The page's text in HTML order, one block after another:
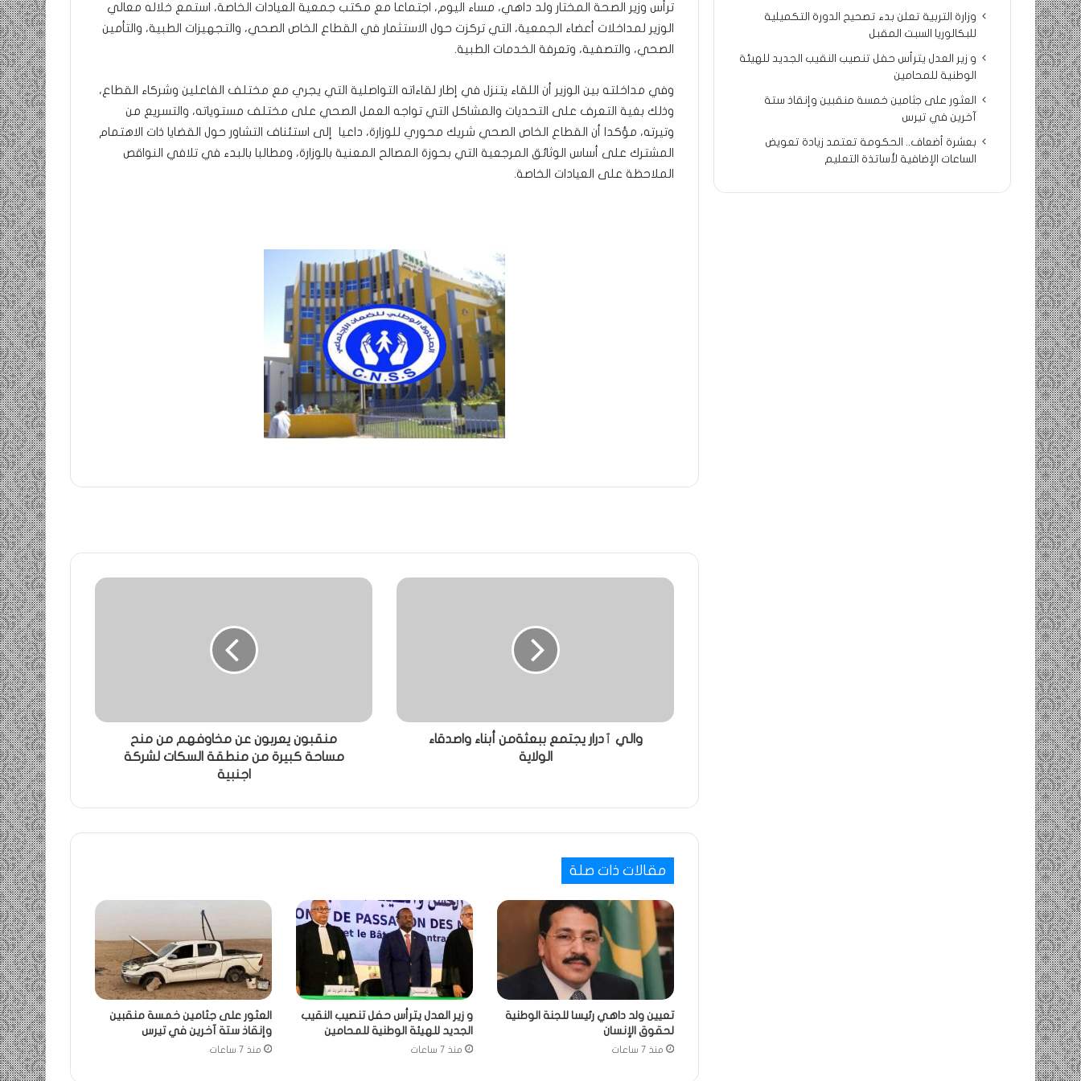
ترأس وزير الصحة المختار ولد داهي، مساء اليوم، اجتماعا مع مكتب جمعية العيادات الخاصة، استمع خلاله معالي
الوزير لمداخلات أعضاء الجمعية، التي تركزت حول الاستثمار في القطاع الخاص الصحي، والتجهيزات الطبية، والتأمين
الصحي، والتصفية، وتعرفة الخدمات الطبية.
وفي مداخلته بين الوزير أن اللقاء يتنزل في إطار لقاءاته التواصلية التي يجري مع مختلف الفاعلين وشركاء القطاع،
وذلك بغية التعرف على التحديات والمشاكل التي تواجه العمل الصحي على مختلف مستوياته، والتسريع من
وتيرته، مؤكدا أن القطاع الخاص الصحي شريك محوري للوزارة، داعيا إلى استئناف التشاور حول القضايا ذات الاهتمام
المشترك على أساس الوثائق المرجعية التي بحوزة المصالح المعنية بالوزارة، ومطالبا بالبدء في تلافي النواقص
الملاحظة على العيادات الخاصة.
والي ٱدرار يجتمع ببعثةمن أبناء واصدقاء
الولاية
منقبون يعربون عن مخاوفهم من منح
مساحة كبيرة من منطقة السكات لشركة
اجنبية
مقالات ذات صلة
تعيين ولد داهي رئيسا للجنة الوطنية
لحقوق الإنسان
منذ 7 ساعات
و زير العدل يترأس حفل تنصيب النقيب
الجديد للهيئة الوطنية للمحامين
منذ 7 ساعات
العثور على جثامين خمسة منقبين
وإنقاذ ستة آخرين في تيرس
منذ 7 ساعات
وزارة التربية تعلن بدء تصحيح الدورة التكميلية
للبكالوريا السبت المقبل
و زير العدل يترأس حفل تنصيب النقيب الجديد للهيئة
الوطنية للمحامين
العثور على جثامين خمسة منقبين وإنقاذ ستة
آخرين في تيرس
بعشرة أضعاف.. الحكومة تعتمد زيادة تعويض
الساعات الإضافية لأساتذة التعليم